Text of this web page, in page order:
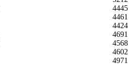
4445
4461
4424
4691
4568
4602
4971